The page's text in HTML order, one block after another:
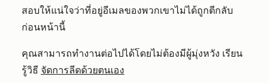
สอบให้แน่ใจว่าที่อยู่อีเมลของพวกเขาไม่ได้ถูกตีกลับ
ก่อนหน้านี้
คุณสามารถทำงานต่อไปได้โดยไม่ต้องมีผู้มุ่งหวัง เรียน
รู้วิธี จัดการลีดด้วยตนเอง